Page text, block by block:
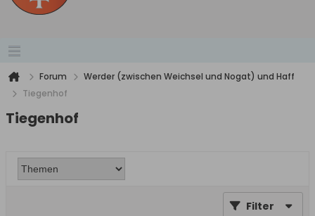
Forum
Werder (zwischen Weichsel und Nogat) und Haff
Tiegenhof
Tiegenhof
Filter